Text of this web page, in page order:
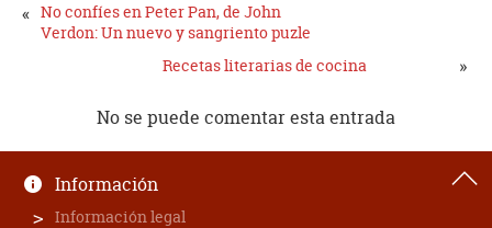
« No confíes en Peter Pan, de John
Verdon: Un nuevo y sangriento puzle
Recetas literarias de cocina
»
No se puede comentar esta entrada
Información
Información legal